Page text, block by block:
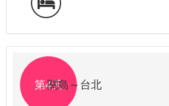
第4天
關島～台北